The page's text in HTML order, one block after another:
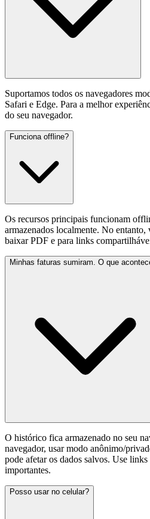
Suportamos todos os navegadores
Safari e Edge. Para a melhor
do seu navegador.
Funciona offline?
Os recursos principais funcionam
armazenados localmente. No entanto,
baixar PDF e para links
Minhas faturas sumiram. O que
O histórico fica armazenado no seu
navegador, usar modo anônimo/
pode afetar os dados salvos. Use
importantes.
Posso usar no celular?